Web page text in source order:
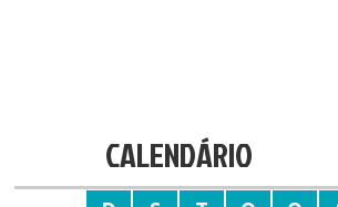
CALENDÁRIO